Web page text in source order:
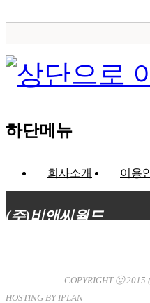
하단메뉴
회사소개 이용
(주)비앤씨월드
COPYRIGHT ⓒ 2015
HOSTING BY IPLAN